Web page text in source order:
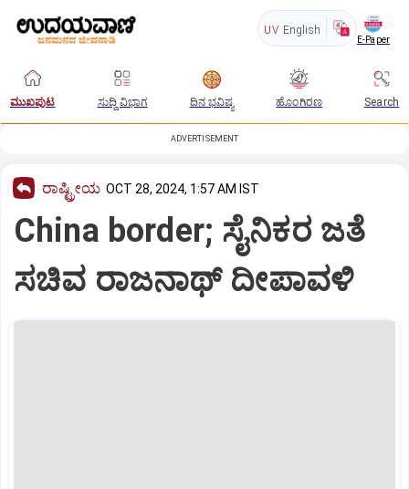
UV English
E-Paper
ಮುಖಪುಟ ಸುದ್ದಿ ವಿಭಾಗ ದಿನ ಭವಿಷ್ಯ ಹೊಂಗಿರಣ Search
ADVERTISEMENT
ರಾಷ್ಟ್ರೀಯ OCT 28, 2024, 1:57 AM IST
China border; ಸೈನಿಕರ ಜತೆ
ಸಚಿವ ರಾಜನಾಥ್‌ ದೀಪಾವಳಿ